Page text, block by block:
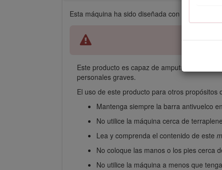
Esta máquina ha sido diseñada con arreglo a lo
Este producto es capaz de amputar manos y
personales graves.
El uso de este producto para otros
Mantenga siempre la barra antivuelco
No utilice la máquina cerca de
Lea y comprenda el contenido de este
No coloque las manos o los pies cerca
No utilice la máquina a menos que